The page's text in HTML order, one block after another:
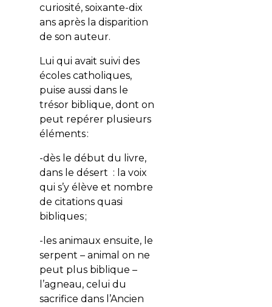
curiosité, soixante-dix
ans après la disparition
de son auteur.
Lui qui avait suivi des
écoles catholiques,
puise aussi dans le
trésor biblique, dont on
peut repérer plusieurs
éléments :
-dès le début du livre,
dans le désert : la voix
qui s’y élève et nombre
de citations quasi
bibliques ;
-les animaux ensuite, le
serpent – animal on ne
peut plus biblique –
l’agneau, celui du
sacrifice dans l’Ancien